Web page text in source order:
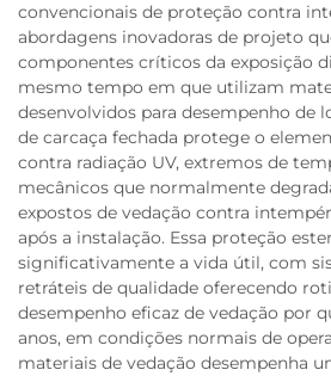
convencionais de proteção contra
abordagens inovadoras de projeto
componentes críticos da exposição
mesmo tempo em que utilizam
desenvolvidos para desempenho de
de carcaça fechada protege o
contra radiação UV, extremos de
mecânicos que normalmente
expostos de vedação contra
após a instalação. Essa proteção
significativamente a vida útil, com
retráteis de qualidade oferecendo
desempenho eficaz de vedação por
anos, em condições normais de
materiais de vedação desempenha